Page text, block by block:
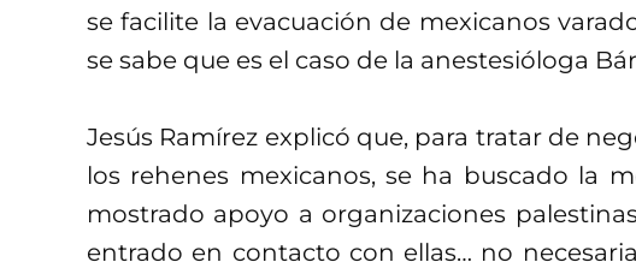
se facilite la evacuación de mexicanos
se sabe que es el caso de la anestesióloga
Jesús Ramírez explicó que, para tratar de
los rehenes mexicanos, se ha buscado la
mostrado apoyo a organizaciones
entrado en contacto con ellas… no